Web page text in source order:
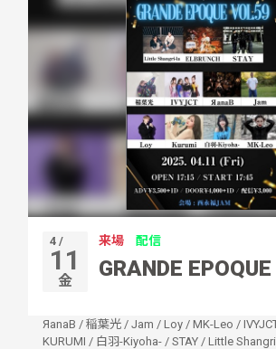
4 /
11
金
来場 配信
GRANDE
ЯanaB / 稲葉光 / Jam / Loy / MK-Leo /
KURUMI / 白羽-Kiyoha- / STAY / Little